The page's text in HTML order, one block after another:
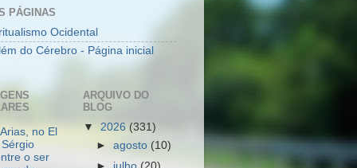
PÁGINAS
Ocidental
do Cérebro - Página inicial
no El
o ser
ARQUIVO DO
BLOG
▼ 2026 (331)
►agosto (10)